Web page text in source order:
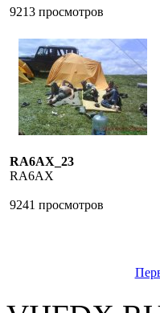
9213 просмотров
RA6AX_23
RA6AX
9241 просмотров